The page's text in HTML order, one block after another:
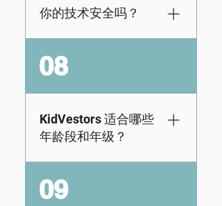
门户，他们可以随时
的人，我们有几种选
习册来教授下一堂
课。我们的练习册附
带课程计划，可帮助
教育工作者促进讨
论。我们还为有意购
买 20 本或更多书籍的
人提供批发选择。2.
团体报名：您可以在
此处将您的学生团体
你的技术安全吗？
是的，我们的技术使
用标准安全措施来保
COPPA 和 FERPA 标
准。
08
KidVestors 适合哪些
年龄段和年级？
KidVestors 为学前班
至 12 年级学生提供资
09